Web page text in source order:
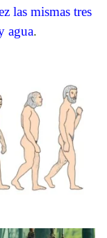
las mismas tres
agua.